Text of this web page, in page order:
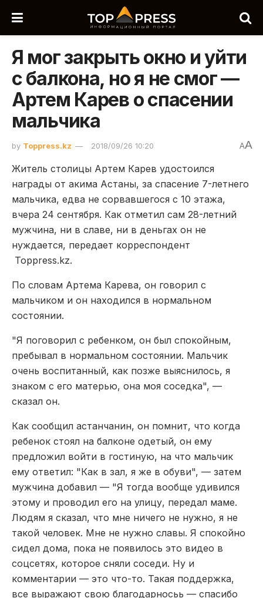
Я мог закрыть окно и уйти
с балкона, но я не смог —
Артем Карев о спасении
мальчика
by Toppress.kz 2018/09/26 10:20 AA
Житель столицы Артем Карев удостоился
награды от акима Астаны, за спасение 7-летнего
мальчика, едва не сорвавшегося с 10 этажа,
вчера 24 сентября. Как отметил сам 28-летний
мужчина, ни в славе, ни в деньгах он не
нуждается, передает корреспондент
Toppress.kz.
По словам Артема Карева, он говорил с
мальчиком и он находился в нормальном
состоянии.
"Я поговорил с ребенком, он был спокойным,
пребывал в нормальном состоянии. Мальчик
очень воспитанный, как позже выяснилось, я
знаком с его матерью, она моя соседка", —
сказал он.
Как сообщил астанчанин, он помнит, что когда
ребенок стоял на балконе одетый, он ему
предложил войти в гостиную, на что мальчик
ему ответил: "Как в зал, я же в обуви", — затем
мужчина добавил — "Я тогда вообще удивился
этому и проводил его на улицу, передал маме.
Людям я сказал, что мне ничего не нужно, я не
такой человек. Мне не нужно славы. Я спокойно
сидел дома, пока не появилось это видео в
соцсетях, которое сняли соседи. Ну и
комментарии — это что-то. Такая поддержка,
все выражают свою благодарносьь — спасибо